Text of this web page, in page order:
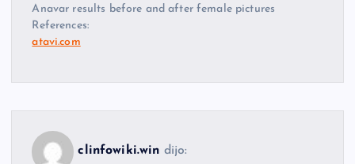
Anavar results before and after female pictures
References:
atavi.com
clinfowiki.win dijo: